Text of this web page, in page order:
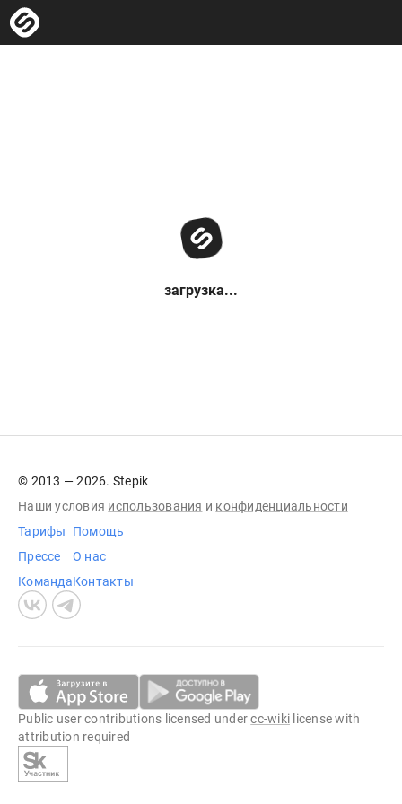
загрузка...
© 2013 — 2026. Stepik
Наши условия использования и конфиденциальности
Тарифы
Прессе
Команда
Помощь
О нас
Контакты
Public user contributions licensed undercc-wiki license with
attribution required